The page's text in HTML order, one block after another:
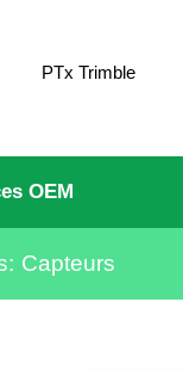
PTx Trimble
OEM
Capteurs